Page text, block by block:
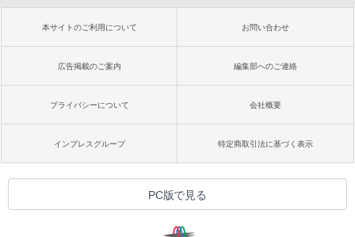
本サイトのご利用について お問い合わせ
広告掲載のご案内 編集部へのご連絡
プライバシーについて 会社概要
インプレスグループ 特定商取引法に基づく表示
PC版で見る